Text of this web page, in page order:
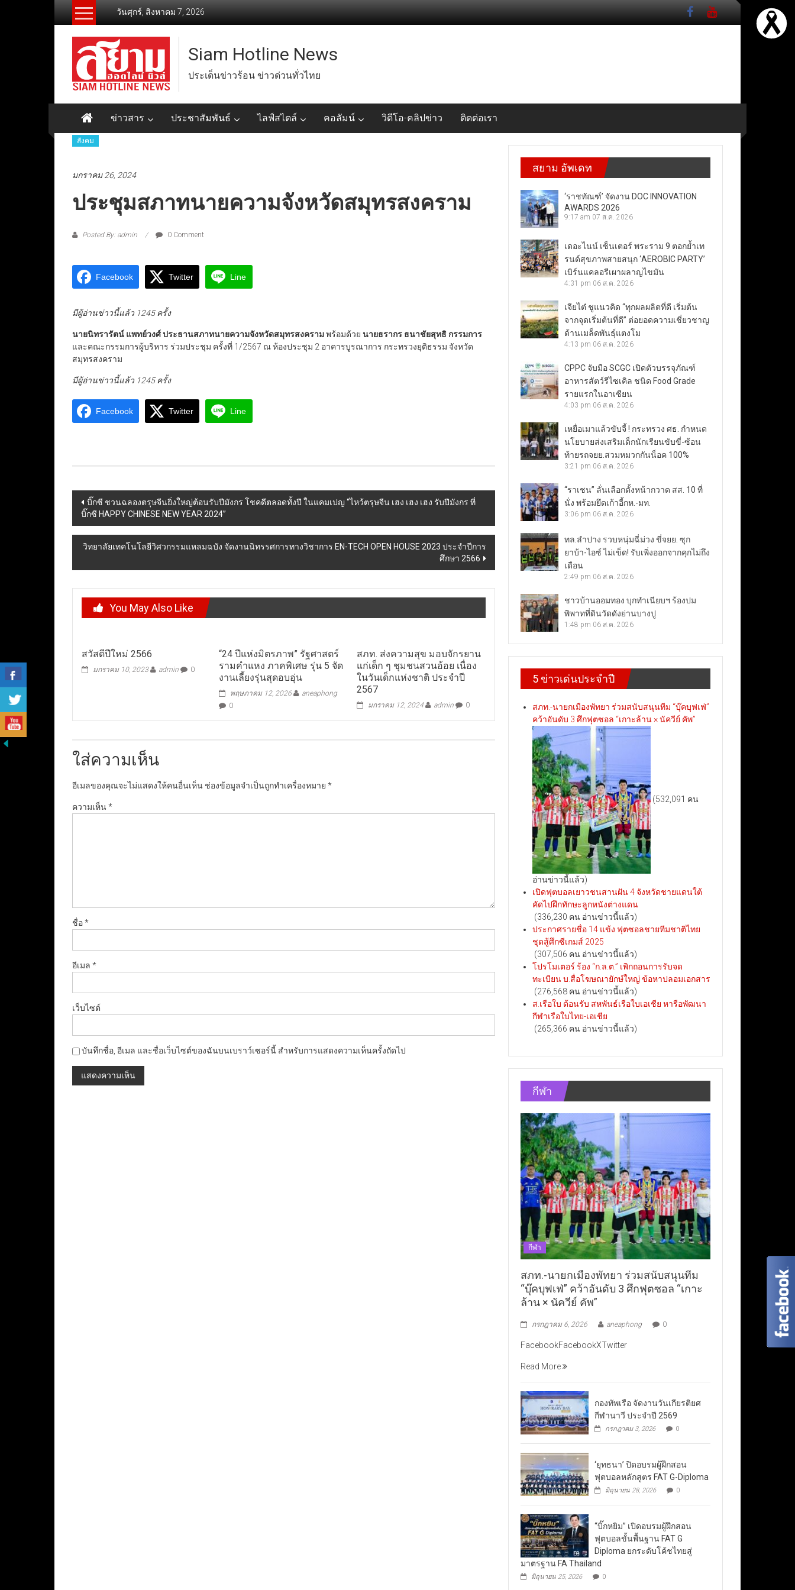
วันศุกร์, สิงหาคม 7, 2026
Siam Hotline News
ประเด็นข่าวร้อน ข่าวด่วนทั่วไทย
ข่าวสาร ประชาสัมพันธ์ ไลฟ์สไตล์ คอลัมน์ วิดีโอ-คลิปข่าว ติดต่อเรา
สังคม
มกราคม 26, 2024
ประชุมสภาทนายความจังหวัดสมุทรสงคราม
Posted By: admin 0 Comment
Facebook Twitter Line
มีผู้อ่านข่าวนี้แล้ว 1245 ครั้ง
นายนิทรารัตน์ แพทย์วงศ์ ประธานสภาทนายความจังหวัดสมุทรสงครามพร้อมด้วย นายธรากร ธนาชัยสุทธิ กรรมการ
และคณะกรรมการผู้บริหาร ร่วมประชุม ครั้งที่ 1/2567 ณ ห้องประชุม 2 อาคารบูรณาการ กระทรวงยุติธรรม จังหวัด
สมุทรสงคราม
มีผู้อ่านข่าวนี้แล้ว 1245 ครั้ง
Facebook Twitter Line
Post
navigation
บิ๊กซี ชวนฉลองตรุษจีนยิ่งใหญ่ต้อนรับปีมังกร โชคดีตลอดทั้งปี ในแคมเปญ “ไหว้ตรุษจีน เฮง เฮง เฮง รับปีมังกร ที่
บิ๊กซี HAPPY CHINESE NEW YEAR 2024”
วิทยาลัยเทคโนโลยีวิศวกรรมแหลมฉบัง จัดงานนิทรรศการทางวิชาการ EN-TECH OPEN HOUSE 2023 ประจำปีการ
ศึกษา 2566
You May Also Like
สวัสดีปีใหม่ 2566
มกราคม 10, 2023 admin 0
“24 ปีแห่งมิตรภาพ” รัฐศาสตร์
รามคำแหง ภาคพิเศษ รุ่น 5 จัด
งานเลี้ยงรุ่นสุดอบอุ่น
พฤษภาคม 12, 2026
aneaphong
0
สภท. ส่งความสุข มอบจักรยาน
แก่เด็ก ๆ ชุมชนสวนอ้อย เนื่อง
ในวันเด็กแห่งชาติ ประจำปี
2567
มกราคม 12, 2024 admin 0
ใส่ความเห็น
อีเมลของคุณจะไม่แสดงให้คนอื่นเห็น ช่องข้อมูลจำเป็นถูกทำเครื่องหมาย *
ความเห็น*
ชื่อ*
อีเมล *
เว็บไซต์
บันทึกชื่อ, อีเมล และชื่อเว็บไซต์ของฉันบนเบราว์เซอร์นี้ สำหรับการแสดงความเห็นครั้งถัดไป
สยาม อัพเดท
‘ราชทัณฑ์’ จัดงาน DOC INNOVATION
AWARDS 2026
9:17 am 07 ส.ค. 2026
เดอะไนน์ เซ็นเตอร์ พระราม 9 ตอกย้ำเท
รนด์สุขภาพสายสนุก ‘AEROBIC PARTY’
เบิร์นแคลอรีเผาผลาญไขมัน
4:31 pm 06 ส.ค. 2026
เจียไต๋ ชูแนวคิด “ทุกผลผลิตที่ดี เริ่มต้น
จากจุดเริ่มต้นที่ดี” ต่อยอดความเชี่ยวชาญ
ด้านเมล็ดพันธุ์แตงโม
4:13 pm 06 ส.ค. 2026
CPPC จับมือ SCGC เปิดตัวบรรจุภัณฑ์
อาหารสัตว์รีไซเคิล ชนิด Food Grade
รายแรกในอาเซียน
4:03 pm 06 ส.ค. 2026
เหยื่อเมาแล้วขับจี้ ! กระทรวง ศธ. กำหนด
นโยบายส่งเสริมเด็กนักเรียนขับขี่-ซ้อน
ท้ายรถจยย.สวมหมวกกันน็อค 100%
3:21 pm 06 ส.ค. 2026
“ราเชน” ลั่นเลือกตั้งหน้ากวาด สส. 10 ที่
นั่ง พร้อมยึดเก้าอี้กห.-มท.
3:06 pm 06 ส.ค. 2026
ทล.ลำปาง รวบหนุ่มฉี่ม่วง ขี่จยย. ซุก
ยาบ้า-ไอซ์ ไม่เข็ด! รับเพิ่งออกจากคุกไม่ถึง
เดือน
2:49 pm 06 ส.ค. 2026
ชาวบ้านออมทอง บุกทำเนียบฯ ร้องปม
พิพาทที่ดินวัดดังย่านบางปู
1:48 pm 06 ส.ค. 2026
5 ข่าวเด่นประจำปี
สภท.-นายกเมืองพัทยา ร่วมสนับสนุนทีม “บุ๊คบุฟเฟ่”
คว้าอันดับ 3 ศึกฟุตซอล “เกาะล้าน × นัควีย์ คัพ”
(532,091 คน
อ่านข่าวนี้แล้ว)
เปิดฟุตบอลเยาวชนสานฝัน 4 จังหวัดชายแดนใต้
คัดไปฝึกทักษะลูกหนังต่างแดน
(336,230 คน อ่านข่าวนี้แล้ว)
ประกาศรายชื่อ 14 แข้ง ฟุตซอลชายทีมชาติไทย
ชุดสู้ศึกซีเกมส์ 2025
(307,506 คน อ่านข่าวนี้แล้ว)
โปรโมเตอร์ ร้อง “ก.ล.ต.” เพิกถอนการรับจด
ทะเบียน บ.สื่อโฆษณายักษ์ใหญ่ ข้อหาปลอมเอกสาร
(276,568 คน อ่านข่าวนี้แล้ว)
ส.เรือใบ ต้อนรับ สหพันธ์เรือใบเอเชีย หารือพัฒนา
กีฬาเรือใบไทย-เอเชีย
(265,366 คน อ่านข่าวนี้แล้ว)
กีฬา
กีฬา
สภท.-นายกเมืองพัทยา ร่วมสนับสนุนทีม
“บุ๊คบุฟเฟ่” คว้าอันดับ 3 ศึกฟุตซอล “เกาะ
ล้าน × นัควีย์ คัพ”
กรกฎาคม 6, 2026 aneaphong 0
FacebookFacebookXTwitter
Read More
กองทัพเรือ จัดงานวันเกียรติยศ
กีฬานาวี ประจำปี 2569
กรกฎาคม 3, 2026 0
‘ยุทธนา’ ปิดอบรมผู้ฝึกสอน
ฟุตบอลหลักสูตร FAT G-Diploma
มิถุนายน 28, 2026 0
“บิ๊กหยิม” เปิดอบรมผู้ฝึกสอน
ฟุตบอลขั้นพื้นฐาน FAT G
Diploma ยกระดับโค้ชไทยสู่
มาตรฐาน FA Thailand
มิถุนายน 25, 2026 0